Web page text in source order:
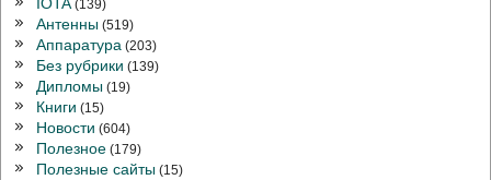
IOTA(139)
Антенны (519)
Аппаратура (203)
Без рубрики (139)
Дипломы (19)
Книги (15)
Новости (604)
Полезное (179)
Полезные сайты (15)